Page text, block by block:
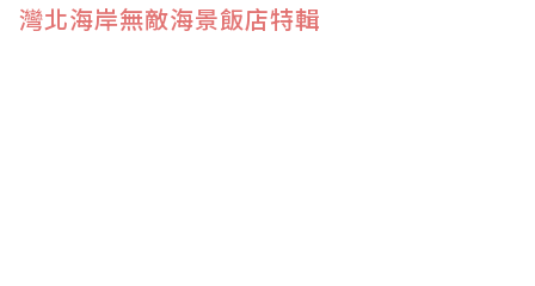
灣北海岸無敵海景飯店特輯